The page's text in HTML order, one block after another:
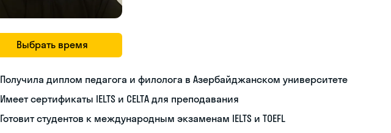
Выбрать время
Получила диплом педагога и филолога в Азербайджанском университете
Имеет сертификаты IELTS и CELTA для преподавания
Готовит студентов к международным экзаменам IELTS и TOEFL